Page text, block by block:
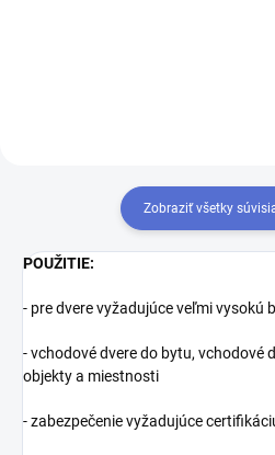
Zobraziť všetky
POUŽITIE:
- pre dvere vyžadujúce veľmi vysokú
- vchodové dvere do bytu, vchodové
objekty a miestnosti
- zabezpečenie vyžadujúce